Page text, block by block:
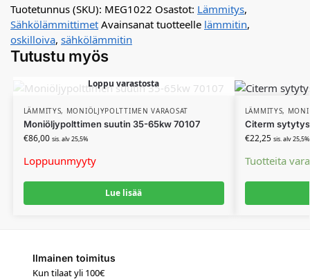
Tuotetunnus (SKU): MEG1022 Osastot: Lämmitys,
Sähkölämmittimet Avainsanat tuotteelle lämmitin,
oskilloiva, sähkölämmitin
Tutustu myös
Loppu varastosta
LÄMMITYS, MONIÖLJYPOLTTIMEN VARAOSAT
Moniöljypolttimen suutin 35-65kw 70107
€86,00 sis. alv 25,5%
Loppuunmyyty
Lue lisää
LÄMMITYS,
Citerm
€22,25 sis. alv 25,5%
Tuotteita
Ilmainen toimitus
Kun tilaat yli 100€